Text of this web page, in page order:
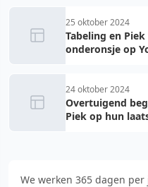
25 oktober 2024
Tabeling en
onderonsje op
24 oktober 2024
Overtuigend
Piek op hun
We werken 365 dagen